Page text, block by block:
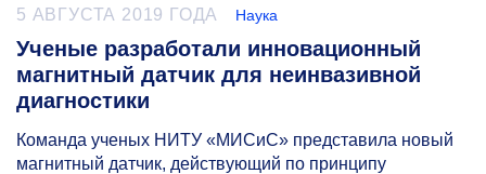
5 АВГУСТА 2019 ГОДА Наука
Ученые разработали инновационный
магнитный датчик для неинвазивной
диагностики
Команда ученых НИТУ «МИСиС» представила новый
магнитный датчик, действующий по принципу